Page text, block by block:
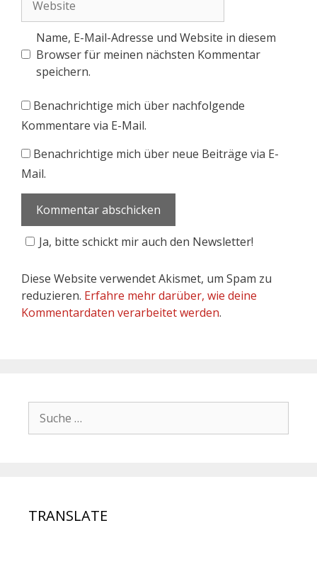
Name, E-Mail-Adresse und Website in diesem
Browser für meinen nächsten Kommentar
speichern.
Benachrichtige mich über nachfolgende
Kommentare via E-Mail.
Benachrichtige mich über neue Beiträge via E-
Mail.
Ja, bitte schickt mir auch den Newsletter!
Diese Website verwendet Akismet, um Spam zu
reduzieren. Erfahre mehr darüber, wie deine
Kommentardaten verarbeitet werden.
TRANSLATE